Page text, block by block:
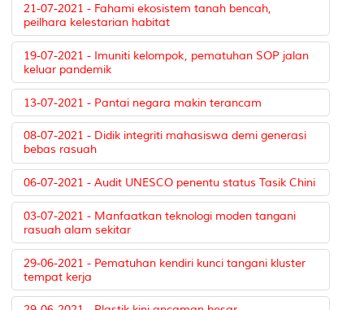
21-07-2021 - Fahami ekosistem tanah bencah,
peilhara kelestarian habitat
19-07-2021 - Imuniti kelompok, pematuhan SOP jalan
keluar pandemik
13-07-2021 - Pantai negara makin terancam
08-07-2021 - Didik integriti mahasiswa demi generasi
bebas rasuah
06-07-2021 - Audit UNESCO penentu status Tasik Chini
03-07-2021 - Manfaatkan teknologi moden tangani
rasuah alam sekitar
29-06-2021 - Pematuhan kendiri kunci tangani kluster
tempat kerja